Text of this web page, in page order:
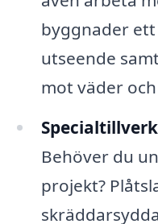
byggnader
utseende
mot väder
Behöver du
projekt?